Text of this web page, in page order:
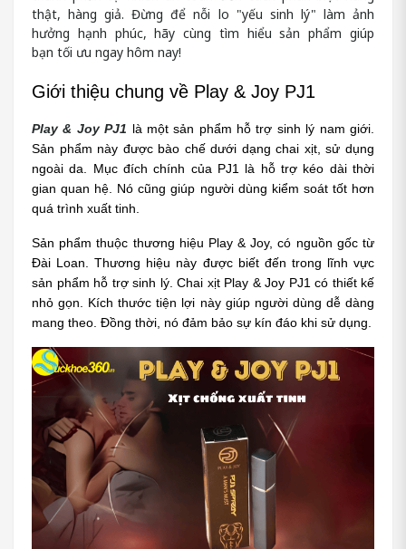
thật, hàng giả. Đừng để nỗi lo "yếu sinh lý" làm ảnh
hưởng hạnh phúc, hãy cùng tìm hiểu sản phẩm giúp
bạn tối ưu ngay hôm nay!
Giới thiệu chung về Play & Joy PJ1
Play & Joy PJ1 là một sản phẩm hỗ trợ sinh lý nam giới.
Sản phẩm này được bào chế dưới dạng chai xịt, sử dụng
ngoài da. Mục đích chính của PJ1 là hỗ trợ kéo dài thời
gian quan hệ. Nó cũng giúp người dùng kiểm soát tốt hơn
quá trình xuất tinh.
Sản phẩm thuộc thương hiệu Play & Joy, có nguồn gốc từ
Đài Loan. Thương hiệu này được biết đến trong lĩnh vực
sản phẩm hỗ trợ sinh lý. Chai xịt Play & Joy PJ1 có thiết kế
nhỏ gọn. Kích thước tiện lợi này giúp người dùng dễ dàng
mang theo. Đồng thời, nó đảm bảo sự kín đáo khi sử dụng.